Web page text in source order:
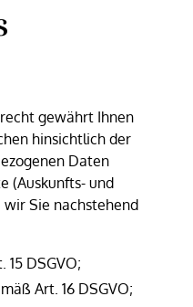
gewährt Ihnen
hinsichtlich der
Daten
(Auskunfts- und
Sie nachstehend
DSGVO;
Art. 16 DSGVO;